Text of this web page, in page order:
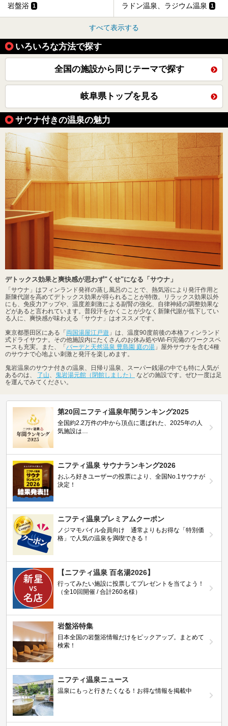
岩盤浴 1 ラドン温泉、ラジウム温泉 1
すべて表示する
いろいろな方法で探す
全国の施設から同じテーマで探す
岐阜県トップを見る
サウナ付きの温泉の魅力
デトックス効果と爽快感が思わず"くせ"になる「サウナ」
「サウナ」はフィンランド発祥の蒸し風呂のことで、熱気浴により発汗作用と
新陳代謝を高めてデトックス効果が得られることが特徴。リラックス効果以外
にも、免疫力アップや、温度差刺激による副腎の強化、自律神経の調整効果な
どがあると言われています。普段汗をかくことが少なく新陳代謝が低下してい
る人に、爽快感が味わえる「サウナ」はオススメです。
東京都墨田区にある「両国湯屋江戸遊 」は、温度90度前後の本格フィンランド
式ドライサウナ。その他施設内にたくさんのお休み処やWi-Fi完備のワークスペ
ースも充実。また、「バーデと天然温泉 豊島園 庭の湯 」屋外サウナを含む4種
のサウナで心地よい刺激と発汗を楽しめます。
鬼岩温泉のサウナ付きの温泉、日帰り温泉、スーパー銭湯の中でも特に人気が
あるのは、 了山 鬼岩湯元館（閉館しました）
などの施設です。ぜひ一度は足
を運んでみてください。
第20回ニフティ温泉年間ランキング2025
全国約2.2万件の中から頂点に選ばれた、2025年の人
気施設は…
ニフティ温泉 サウナランキング2026
おふろ好きユーザーの投票により、全国No.1サウナが
決定！
ニフティ温泉プレミアムクーポン
ノジマモバイル会員向け 通常よりもお得な「特別価
格」で人気の温泉を満喫できる！
【ニフティ温泉 百名湯2026】
行ってみたい施設に投票してプレゼントを当てよう！
（全10回開催 / 合計260名様）
岩盤浴特集
日本全国の岩盤浴情報だけをピックアップ。まとめて
検索！
ニフティ温泉ニュース
温泉にもっと行きたくなる！お得な情報を掲載中